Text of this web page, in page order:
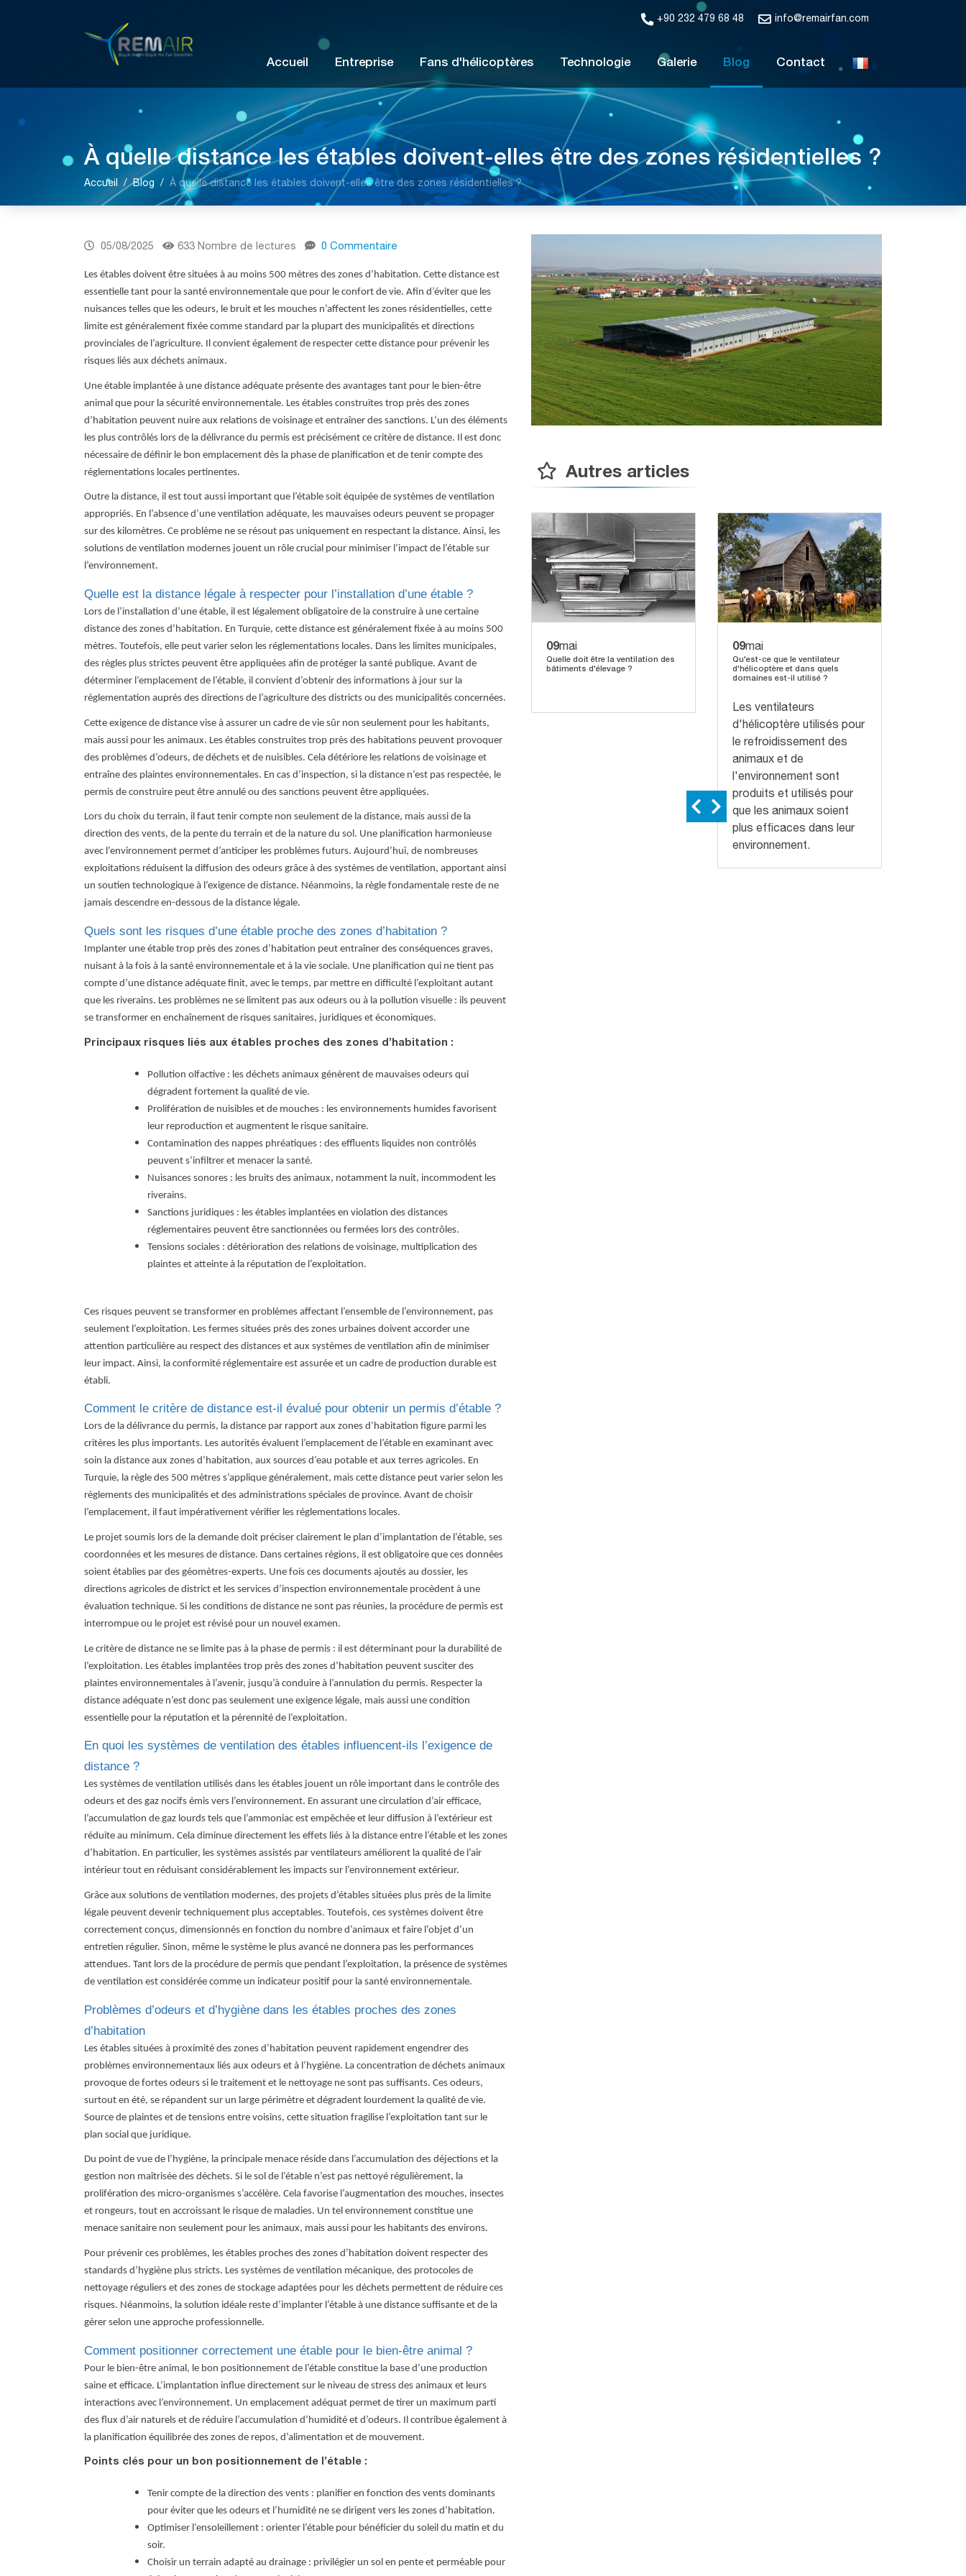
+90 232 479 68 48 info@remairfan.com
Accueil Entreprise Fans d'hélicoptères Technologie Galerie Blog Contact
À quelle distance les étables doivent-elles être des zones résidentielles ?
Accueil Blog À quelle distance les étables doivent-elles être des zones résidentielles ?
Autres articles
09mai
Quelle doit être la ventilation des
bâtiments d'élevage ?
09mai
Qu'est-ce que le ventilateur
d'hélicoptère et dans quels
domaines est-il utilisé ?
Les ventilateurs
d'hélicoptère utilisés pour
le refroidissement des
animaux et de
l'environnement sont
produits et utilisés pour
que les animaux soient
plus efficaces dans leur
environnement.
05/08/2025 633 Nombre de lectures 0 Commentaire
Les étables doivent être situées à au moins 500 mètres des zones d’habitation. Cette distance est
essentielle tant pour la santé environnementale que pour le confort de vie. Afin d’éviter que les
nuisances telles que les odeurs, le bruit et les mouches n’affectent les zones résidentielles, cette
limite est généralement fixée comme standard par la plupart des municipalités et directions
provinciales de l’agriculture. Il convient également de respecter cette distance pour prévenir les
risques liés aux déchets animaux.
Une étable implantée à une distance adéquate présente des avantages tant pour le bien-être
animal que pour la sécurité environnementale. Les étables construites trop près des zones
d’habitation peuvent nuire aux relations de voisinage et entraîner des sanctions. L’un des éléments
les plus contrôlés lors de la délivrance du permis est précisément ce critère de distance. Il est donc
nécessaire de définir le bon emplacement dès la phase de planification et de tenir compte des
réglementations locales pertinentes.
Outre la distance, il est tout aussi important que l’étable soit équipée de systèmes de ventilation
appropriés. En l’absence d’une ventilation adéquate, les mauvaises odeurs peuvent se propager
sur des kilomètres. Ce problème ne se résout pas uniquement en respectant la distance. Ainsi, les
solutions de ventilation modernes jouent un rôle crucial pour minimiser l’impact de l’étable sur
l’environnement.
Quelle est la distance légale à respecter pour l’installation d’une étable ?
Lors de l’installation d’une étable, il est légalement obligatoire de la construire à une certaine
distance des zones d’habitation. En Turquie, cette distance est généralement fixée à au moins 500
mètres. Toutefois, elle peut varier selon les réglementations locales. Dans les limites municipales,
des règles plus strictes peuvent être appliquées afin de protéger la santé publique. Avant de
déterminer l’emplacement de l’étable, il convient d’obtenir des informations à jour sur la
réglementation auprès des directions de l’agriculture des districts ou des municipalités concernées.
Cette exigence de distance vise à assurer un cadre de vie sûr non seulement pour les habitants,
mais aussi pour les animaux. Les étables construites trop près des habitations peuvent provoquer
des problèmes d’odeurs, de déchets et de nuisibles. Cela détériore les relations de voisinage et
entraîne des plaintes environnementales. En cas d’inspection, si la distance n’est pas respectée, le
permis de construire peut être annulé ou des sanctions peuvent être appliquées.
Lors du choix du terrain, il faut tenir compte non seulement de la distance, mais aussi de la
direction des vents, de la pente du terrain et de la nature du sol. Une planification harmonieuse
avec l’environnement permet d’anticiper les problèmes futurs. Aujourd’hui, de nombreuses
exploitations réduisent la diffusion des odeurs grâce à des systèmes de ventilation, apportant ainsi
un soutien technologique à l’exigence de distance. Néanmoins, la règle fondamentale reste de ne
jamais descendre en-dessous de la distance légale.
Quels sont les risques d’une étable proche des zones d’habitation ?
Implanter une étable trop près des zones d’habitation peut entraîner des conséquences graves,
nuisant à la fois à la santé environnementale et à la vie sociale. Une planification qui ne tient pas
compte d’une distance adéquate finit, avec le temps, par mettre en difficulté l’exploitant autant
que les riverains. Les problèmes ne se limitent pas aux odeurs ou à la pollution visuelle : ils peuvent
se transformer en enchaînement de risques sanitaires, juridiques et économiques.
Principaux risques liés aux étables proches des zones d’habitation :
Pollution olfactive : les déchets animaux génèrent de mauvaises odeurs qui
dégradent fortement la qualité de vie.
Prolifération de nuisibles et de mouches : les environnements humides favorisent
leur reproduction et augmentent le risque sanitaire.
Contamination des nappes phréatiques : des effluents liquides non contrôlés
peuvent s’infiltrer et menacer la santé.
Nuisances sonores : les bruits des animaux, notamment la nuit, incommodent les
riverains.
Sanctions juridiques : les étables implantées en violation des distances
réglementaires peuvent être sanctionnées ou fermées lors des contrôles.
Tensions sociales : détérioration des relations de voisinage, multiplication des
plaintes et atteinte à la réputation de l’exploitation.
Ces risques peuvent se transformer en problèmes affectant l’ensemble de l’environnement, pas
seulement l’exploitation. Les fermes situées près des zones urbaines doivent accorder une
attention particulière au respect des distances et aux systèmes de ventilation afin de minimiser
leur impact. Ainsi, la conformité réglementaire est assurée et un cadre de production durable est
établi.
Comment le critère de distance est-il évalué pour obtenir un permis d’étable ?
Lors de la délivrance du permis, la distance par rapport aux zones d’habitation figure parmi les
critères les plus importants. Les autorités évaluent l’emplacement de l’étable en examinant avec
soin la distance aux zones d’habitation, aux sources d’eau potable et aux terres agricoles. En
Turquie, la règle des 500 mètres s’applique généralement, mais cette distance peut varier selon les
règlements des municipalités et des administrations spéciales de province. Avant de choisir
l’emplacement, il faut impérativement vérifier les réglementations locales.
Le projet soumis lors de la demande doit préciser clairement le plan d’implantation de l’étable, ses
coordonnées et les mesures de distance. Dans certaines régions, il est obligatoire que ces données
soient établies par des géomètres-experts. Une fois ces documents ajoutés au dossier, les
directions agricoles de district et les services d’inspection environnementale procèdent à une
évaluation technique. Si les conditions de distance ne sont pas réunies, la procédure de permis est
interrompue ou le projet est révisé pour un nouvel examen.
Le critère de distance ne se limite pas à la phase de permis : il est déterminant pour la durabilité de
l’exploitation. Les étables implantées trop près des zones d’habitation peuvent susciter des
plaintes environnementales à l’avenir, jusqu’à conduire à l’annulation du permis. Respecter la
distance adéquate n’est donc pas seulement une exigence légale, mais aussi une condition
essentielle pour la réputation et la pérennité de l’exploitation.
En quoi les systèmes de ventilation des étables influencent-ils l’exigence de
distance ?
Les systèmes de ventilation utilisés dans les étables jouent un rôle important dans le contrôle des
odeurs et des gaz nocifs émis vers l’environnement. En assurant une circulation d’air efficace,
l’accumulation de gaz lourds tels que l’ammoniac est empêchée et leur diffusion à l’extérieur est
réduite au minimum. Cela diminue directement les effets liés à la distance entre l’étable et les zones
d’habitation. En particulier, les systèmes assistés par ventilateurs améliorent la qualité de l’air
intérieur tout en réduisant considérablement les impacts sur l’environnement extérieur.
Grâce aux solutions de ventilation modernes, des projets d’étables situées plus près de la limite
légale peuvent devenir techniquement plus acceptables. Toutefois, ces systèmes doivent être
correctement conçus, dimensionnés en fonction du nombre d’animaux et faire l’objet d’un
entretien régulier. Sinon, même le système le plus avancé ne donnera pas les performances
attendues. Tant lors de la procédure de permis que pendant l’exploitation, la présence de systèmes
de ventilation est considérée comme un indicateur positif pour la santé environnementale.
Problèmes d’odeurs et d’hygiène dans les étables proches des zones
d’habitation
Les étables situées à proximité des zones d’habitation peuvent rapidement engendrer des
problèmes environnementaux liés aux odeurs et à l’hygiène. La concentration de déchets animaux
provoque de fortes odeurs si le traitement et le nettoyage ne sont pas suffisants. Ces odeurs,
surtout en été, se répandent sur un large périmètre et dégradent lourdement la qualité de vie.
Source de plaintes et de tensions entre voisins, cette situation fragilise l’exploitation tant sur le
plan social que juridique.
Du point de vue de l’hygiène, la principale menace réside dans l’accumulation des déjections et la
gestion non maîtrisée des déchets. Si le sol de l’étable n’est pas nettoyé régulièrement, la
prolifération des micro-organismes s’accélère. Cela favorise l’augmentation des mouches, insectes
et rongeurs, tout en accroissant le risque de maladies. Un tel environnement constitue une
menace sanitaire non seulement pour les animaux, mais aussi pour les habitants des environs.
Pour prévenir ces problèmes, les étables proches des zones d’habitation doivent respecter des
standards d’hygiène plus stricts. Les systèmes de ventilation mécanique, des protocoles de
nettoyage réguliers et des zones de stockage adaptées pour les déchets permettent de réduire ces
risques. Néanmoins, la solution idéale reste d’implanter l’étable à une distance suffisante et de la
gérer selon une approche professionnelle.
Comment positionner correctement une étable pour le bien-être animal ?
Pour le bien-être animal, le bon positionnement de l’étable constitue la base d’une production
saine et efficace. L’implantation influe directement sur le niveau de stress des animaux et leurs
interactions avec l’environnement. Un emplacement adéquat permet de tirer un maximum parti
des flux d’air naturels et de réduire l’accumulation d’humidité et d’odeurs. Il contribue également à
la planification équilibrée des zones de repos, d’alimentation et de mouvement.
Points clés pour un bon positionnement de l’étable :
Tenir compte de la direction des vents : planifier en fonction des vents dominants
pour éviter que les odeurs et l’humidité ne se dirigent vers les zones d’habitation.
Optimiser l’ensoleillement : orienter l’étable pour bénéficier du soleil du matin et du
soir.
Choisir un terrain adapté au drainage : privilégier un sol en pente et perméable pour